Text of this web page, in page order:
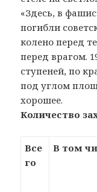
«Здесь, в
погибли
колено перед
перед врагом.
ступеней, по
под углом
хорошее.
Количество
Все
го
В том